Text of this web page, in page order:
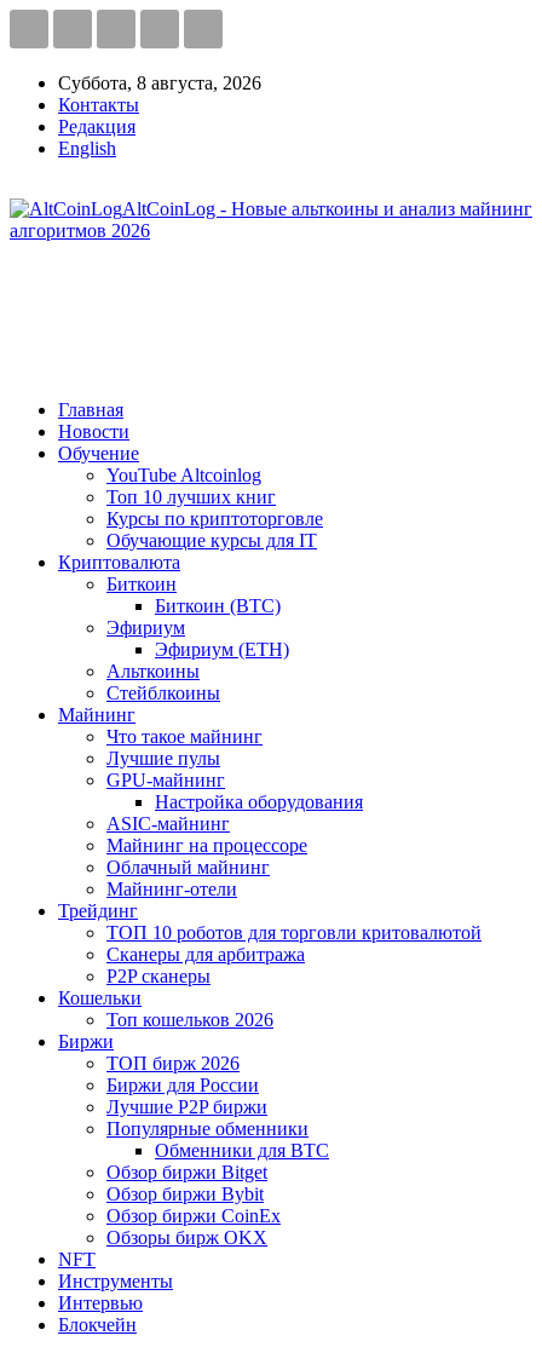
Суббота, 8 августа, 2026
Контакты
Редакция
English
AltCoinLog - Новые альткоины и анализ майнинг
алгоритмов 2026
Главная
Новости
Обучение
YouTube Altcoinlog
Топ 10 лучших книг
Курсы по криптоторговле
Обучающие курсы для IT
Криптовалюта
Биткоин
Биткоин (BTC)
Эфириум
Эфириум (ETH)
Альткоины
Стейблкоины
Майнинг
Что такое майнинг
Лучшие пулы
GPU-майнинг
Настройка оборудования
ASIC-майнинг
Майнинг на процессоре
Облачный майнинг
Майнинг-отели
Трейдинг
ТОП 10 роботов для торговли критовалютой
Сканеры для арбитража
P2P сканеры
Кошельки
Топ кошельков 2026
Биржи
ТОП бирж 2026
Биржи для России
Лучшие P2P биржи
Популярные обменники
Обменники для BTC
Обзор биржи Bitget
Обзор биржи Bybit
Обзор биржи CoinEx
Обзоры бирж OKX
NFT
Инструменты
Интервью
Блокчейн